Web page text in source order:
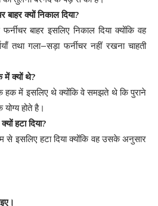
बाहर क्यों निकाल दिया?
फर्नीचर बाहर इसलिए निकाल दिया क्योंकि वह
तथा गला–सड़ा फर्नीचर नहीं रखना चाहती
में क्यों थे?
हक में इसलिए थे क्योंकि वे समझते थे कि पुराने
योग्य होते है।
क्यों हटा दिया?
से इसलिए हटा दिया क्योंकि वह उसके अनुसार
।